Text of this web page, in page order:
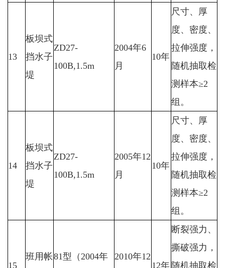
13
板坝式
挡水子
堤
ZD27-
100B,1.5m
2004年6
月
10年
尺寸、厚
度、密度、
拉伸强度，
随机抽取检
测样本≥2
组。
14
板坝式
挡水子
堤
ZD27-
100B,1.5m
2005年12
月
10年
尺寸、厚
度、密度、
拉伸强度，
随机抽取检
测样本≥2
组。
15
班用帐81型（2004年
2010年12
12年
断裂强力、
撕破强力，
随机抽取检